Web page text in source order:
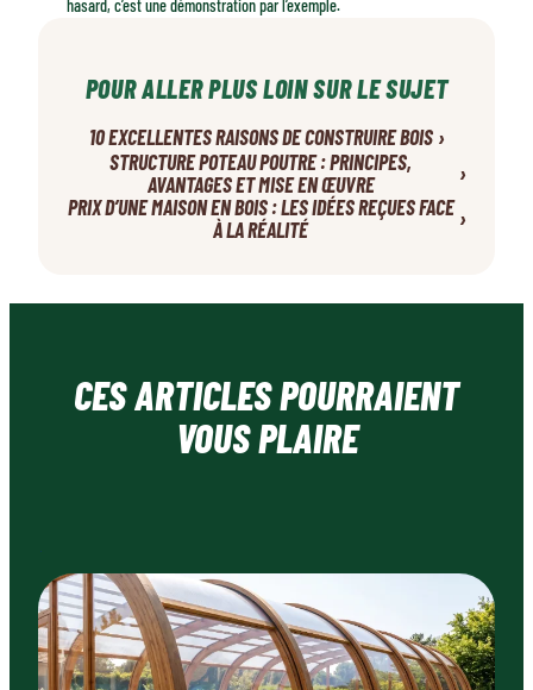
hasard, c’est une démonstration par l’exemple.
POUR ALLER PLUS LOIN SUR LE SUJET
10 EXCELLENTES RAISONS DE CONSTRUIRE BOIS›
STRUCTURE POTEAU POUTRE : PRINCIPES,
AVANTAGES ET MISE EN ŒUVRE
›
PRIX D’UNE MAISON EN BOIS : LES IDÉES REÇUES FACE
À LA RÉALITÉ
›
CES ARTICLES POURRAIENT
VOUS PLAIRE